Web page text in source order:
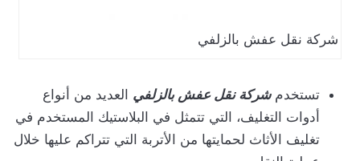
شركة نقل عفش بالزلفي
تستخدمشركة نقل عفش بالزلفي العديد من أنواع
أدوات التغليف، التي تتمثل في البلاستيك المستخدم في
تغليف الأثاث لحمايتها من الأتربة التي تتراكم عليها خلال